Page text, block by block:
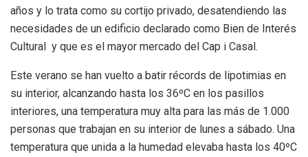
años y lo trata como su cortijo privado, desatendiendo las
necesidades de un edificio declarado como Bien de Interés
Cultural y que es el mayor mercado del Cap i Casal.
Este verano se han vuelto a batir récords de lipotimias en
su interior, alcanzando hasta los 36ºC en los pasillos
interiores, una temperatura muy alta para las más de 1.000
personas que trabajan en su interior de lunes a sábado. Una
temperatura que unida a la humedad elevaba hasta los 40ºC